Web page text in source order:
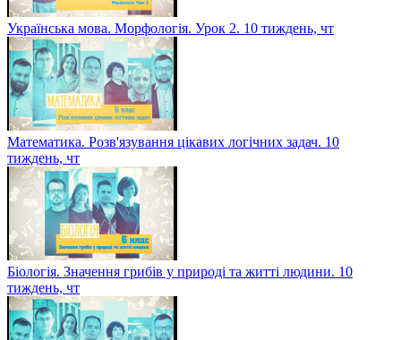
Українська мова. Морфологія. Урок 2. 10 тиждень, чт
Математика. Розв'язування цікавих логічних задач. 10
тиждень, чт
Біологія. Значення грибів у природі та житті людини. 10
тиждень, чт